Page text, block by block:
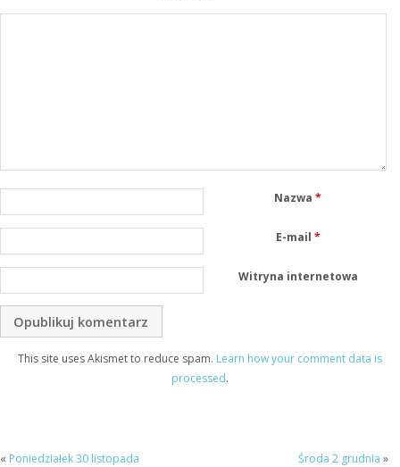
Nazwa*
E-mail *
Witryna internetowa
This site uses Akismet to reduce spam. Learn how your comment data is
processed.
« Poniedziałek 30 listopada Środa 2 grudnia »